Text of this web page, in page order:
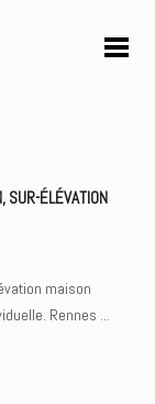
SUR-ÉLÉVATION
maison
Rennes ...